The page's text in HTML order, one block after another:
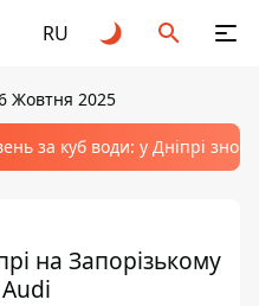
RU
Жовтня 2025
за куб води: у Дніпрі
на Запорізькому